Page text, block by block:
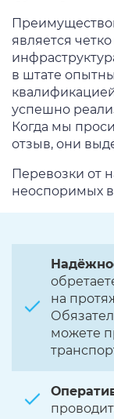
является
в штате
успешно
Когда мы
отзыв, они
Перевозки от
неоспоримых
на
можете